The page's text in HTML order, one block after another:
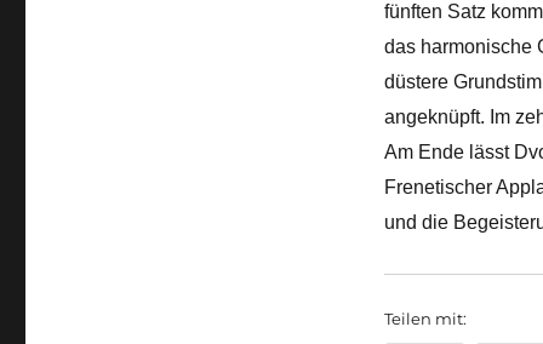
fünften Satz
das harmonische
düstere
angeknüpft. Im
Am Ende lässt
Frenetischer
und die
Teilen mit: